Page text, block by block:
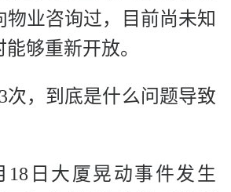
物业咨询过，目前尚未知
够重新开放。
次，到底是什么问题导致
18日大厦晃动事件发生